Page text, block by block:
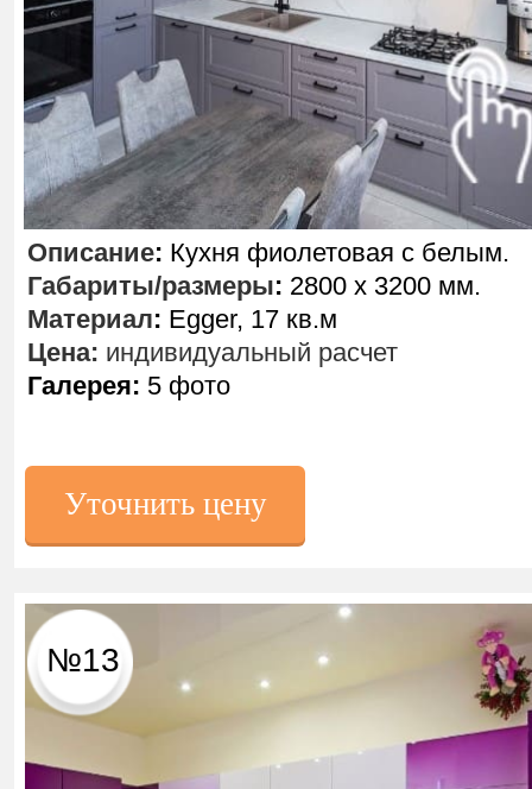
Описание: Кухня фиолетовая с белым.
Габариты/размеры: 2800 х 3200 мм.
Материал: Egger, 17 кв.м
Цена: индивидуальный расчет
Галерея: 5 фото
№13
Уточнить цену